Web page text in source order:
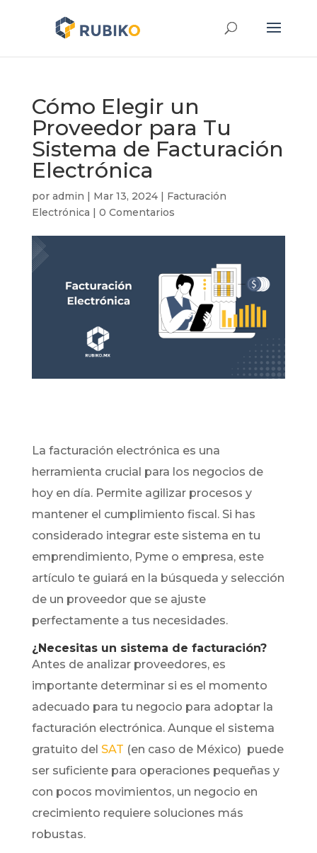
Cómo Elegir un
Proveedor para Tu
Sistema de Facturación
Electrónica
por admin | Mar 13, 2024| Facturación
Electrónica | 0 Comentarios
La facturación electrónica es una
herramienta crucial para los negocios de
hoy en día. Permite agilizar procesos y
mantener el cumplimiento fiscal. Si has
considerado integrar este sistema en tu
emprendimiento, Pyme o empresa, este
artículo te guiará en la búsqueda y selección
de un proveedor que se ajuste
perfectamente a tus necesidades.
¿Necesitas un sistema de facturación?
Antes de analizar proveedores, es
importante determinar si es el momento
adecuado para tu negocio para adoptar la
facturación electrónica. Aunque el sistema
gratuito del SAT (en caso de México) puede
ser suficiente para operaciones pequeñas y
con pocos movimientos, un negocio en
crecimiento requiere soluciones más
robustas.